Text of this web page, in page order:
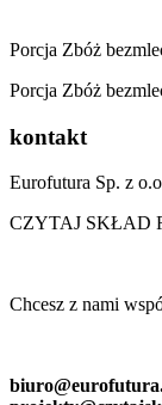
Porcja Zbóż
Porcja Zbóż
kontakt
Eurofutura Sp. z
CZYTAJ SKŁAD
Chcesz z nami